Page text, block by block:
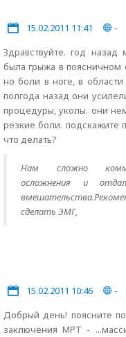
15.02.2011 11:41 -
Здравствуйте. год назад
была грыжа в поясничном
но боли в ноге, в
полгода назад они
процедуры, уколы. они
резкие боли. подскажите
что делать?
Нам сложно
осложнения и
сделать ЭМГ,
15.02.2011 10:46 -
Добрый день! поясните
заключения МРТ -